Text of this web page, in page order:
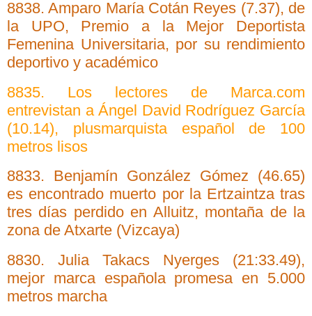
8838. Amparo María Cotán Reyes (7.37), de
la UPO, Premio a la Mejor Deportista
Femenina Universitaria, por su rendimiento
deportivo y académico
8835. Los lectores de Marca.com
entrevistan a Ángel David Rodríguez García
(10.14), plusmarquista español de 100
metros lisos
8833. Benjamín González Gómez (46.65)
es encontrado muerto por la Ertzaintza tras
tres días perdido en Alluitz, montaña de la
zona de Atxarte (Vizcaya)
8830. Julia Takacs Nyerges (21:33.49),
mejor marca española promesa en 5.000
metros marcha